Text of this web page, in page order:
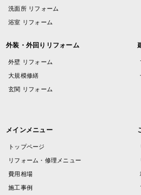
洗面所 リフォーム
浴室 リフォーム
外装・外回りリフォーム
外壁 リフォーム
大規模修繕
玄関 リフォーム
メインメニュー
トップページ
リフォーム・修理メニュー
費用相場
施工事例